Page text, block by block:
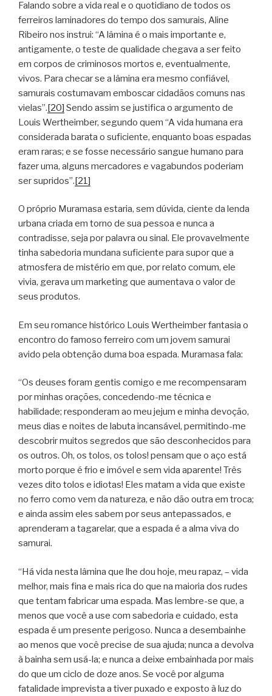
Falando sobre a vida real e o quotidiano de todos os
ferreiros laminadores do tempo dos samurais, Aline
Ribeiro nos instrui: “A lâmina é o mais importante e,
antigamente, o teste de qualidade chegava a ser feito
em corpos de criminosos mortos e, eventualmente,
vivos. Para checar se a lâmina era mesmo confiável,
samurais costumavam emboscar cidadãos comuns nas
vielas”.[20] Sendo assim se justifica o argumento de
Louis Wertheimber, segundo quem “A vida humana era
considerada barata o suficiente, enquanto boas espadas
eram raras; e se fosse necessário sangue humano para
fazer uma, alguns mercadores e vagabundos poderiam
ser supridos”.[21]
O próprio Muramasa estaria, sem dúvida, ciente da lenda
urbana criada em torno de sua pessoa e nunca a
contradisse, seja por palavra ou sinal. Ele provavelmente
tinha sabedoria mundana suficiente para supor que a
atmosfera de mistério em que, por relato comum, ele
vivia, gerava um marketing que aumentava o valor de
seus produtos.
Em seu romance histórico Louis Wertheimber fantasia o
encontro do famoso ferreiro com um jovem samurai
avido pela obtenção duma boa espada. Muramasa fala:
“Os deuses foram gentis comigo e me recompensaram
por minhas orações, concedendo-me técnica e
habilidade; responderam ao meu jejum e minha devoção,
meus dias e noites de labuta incansável, permitindo-me
descobrir muitos segredos que são desconhecidos para
os outros. Oh, os tolos, os tolos! pensam que o aço está
morto porque é frio e imóvel e sem vida aparente! Três
vezes dito tolos e idiotas! Eles matam a vida que existe
no ferro como vem da natureza, e não dão outra em troca;
e ainda assim eles sabem por seus antepassados, e
aprenderam a tagarelar, que a espada é a alma viva do
samurai.
“Há vida nesta lâmina que lhe dou hoje, meu rapaz, – vida
melhor, mais fina e mais rica do que na maioria dos rudes
que tentam fabricar uma espada. Mas lembre-se que, a
menos que você a use com sabedoria e cuidado, esta
espada é um presente perigoso. Nunca a desembainhe
ao menos que você precise de sua ajuda; nunca a devolva
à bainha sem usá-la; e nunca a deixe embainhada por mais
do que um ciclo de doze anos. Se você por alguma
fatalidade imprevista a tiver puxado e exposto à luz do